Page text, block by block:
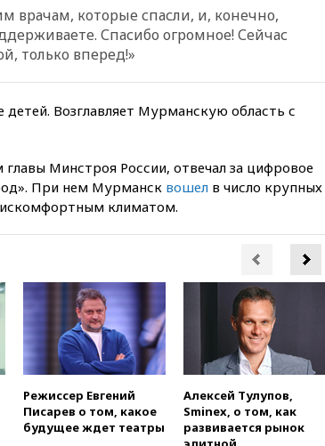
выросли нефтегазовые
доходы российского бюджета
вчера, 21:43Организаторы
пройдет в Саудовской Аравии
вчера, 21:35 Машков: в РФ
подготовили концепцию
Правительство
РФ разрешило продажу
экологических классов
вчера, 21:15
Путин обсудил с
Машковым 150-летие Союза
театральных деятелей
вчера, 20:47 Newsweek:
«взрывная» диарея охватила
47 из 50 штатов США
врачам, которые спасли, и, конечно,
Спасибо огромное! Сейчас
только вперед!»
Возглавляет Мурманскую область с
Минстроя России, отвечал за цифровое
При нем Мурманск вошел в число крупных
климатом.
Режиссер Евгений
Писарев о том, какое
будущее ждет театры
Алексей Тулупов,
Sminex, о том, как
развивается рынок